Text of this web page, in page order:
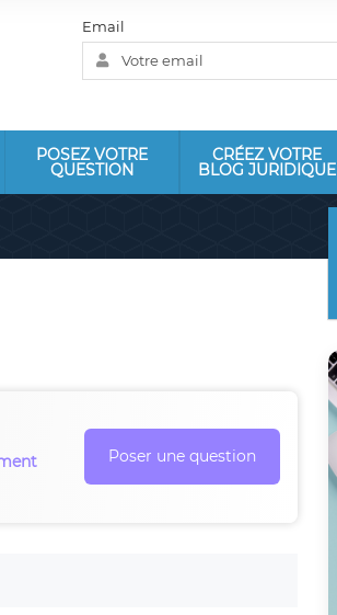
Email
POSEZ VOTRE
QUESTION
CRÉEZ VOTRE
BLOG JURIDIQUE
Poser une question